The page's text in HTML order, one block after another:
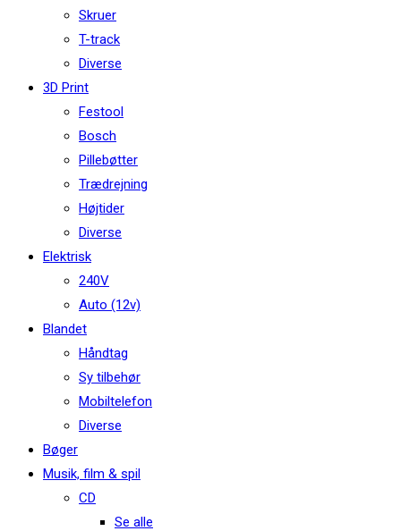
Skruer
T-track
Diverse
3D Print
Festool
Bosch
Pillebøtter
Trædrejning
Højtider
Diverse
Elektrisk
240V
Auto (12v)
Blandet
Håndtag
Sy tilbehør
Mobiltelefon
Diverse
Bøger
Musik, film & spil
CD
Se alle